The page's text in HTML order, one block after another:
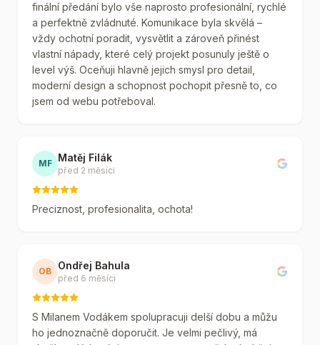
finální předání bylo vše naprosto profesionální, rychlé
a perfektně zvládnuté. Komunikace byla skvělá –
vždy ochotní poradit, vysvětlit a zároveň přinést
vlastní nápady, které celý projekt posunuly ještě o
level výš. Oceňuji hlavně jejich smysl pro detail,
moderní design a schopnost pochopit přesně to, co
jsem od webu potřeboval.
MF Matěj Filák
před 2 měsíci
Preciznost, profesionalita, ochota!
OB Ondřej Bahula
před 6 měsíci
S Milanem Vodákem spolupracuji delší dobu a můžu
ho jednoznačně doporučit. Je velmi pečlivý, má